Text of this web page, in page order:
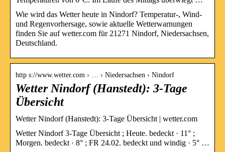
Wie wird das Wetter heute in Nindorf? Temperatur-, Wind-
und Regenvorhersage, sowie aktuelle Wetterwarnungen
finden Sie auf wetter.com für 21271 Nindorf, Niedersachsen,
Deutschland.
http s://www.wetter.com › … › Niedersachsen › Nindorf
Wetter Nindorf (Hanstedt): 3-Tage
Übersicht
Wetter Nindorf (Hanstedt): 3-Tage Übersicht | wetter.com
Wetter Nindorf 3-Tage Übersicht ; Heute. bedeckt · 11° ;
Morgen. bedeckt · 8° ; FR 24.02. bedeckt und windig · 5° …